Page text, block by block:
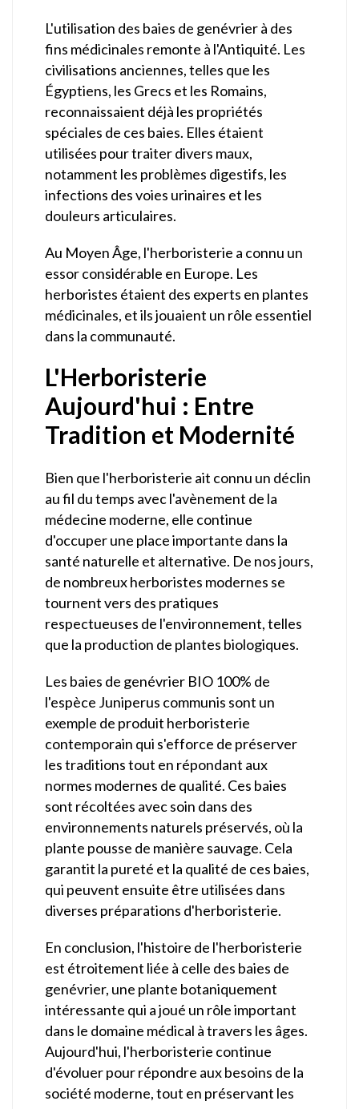
L'utilisation des baies de genévrier à des
fins médicinales remonte à l'Antiquité. Les
civilisations anciennes, telles que les
Égyptiens, les Grecs et les Romains,
reconnaissaient déjà les propriétés
spéciales de ces baies. Elles étaient
utilisées pour traiter divers maux,
notamment les problèmes digestifs, les
infections des voies urinaires et les
douleurs articulaires.
Au Moyen Âge, l'herboristerie a connu un
essor considérable en Europe. Les
herboristes étaient des experts en plantes
médicinales, et ils jouaient un rôle essentiel
dans la communauté.
L'Herboristerie
Aujourd'hui : Entre
Tradition et Modernité
Bien que l'herboristerie ait connu un déclin
au fil du temps avec l'avènement de la
médecine moderne, elle continue
d'occuper une place importante dans la
santé naturelle et alternative. De nos jours,
de nombreux herboristes modernes se
tournent vers des pratiques
respectueuses de l'environnement, telles
que la production de plantes biologiques.
Les baies de genévrier BIO 100% de
l'espèce Juniperus communis sont un
exemple de produit herboristerie
contemporain qui s'efforce de préserver
les traditions tout en répondant aux
normes modernes de qualité. Ces baies
sont récoltées avec soin dans des
environnements naturels préservés, où la
plante pousse de manière sauvage. Cela
garantit la pureté et la qualité de ces baies,
qui peuvent ensuite être utilisées dans
diverses préparations d'herboristerie.
En conclusion, l'histoire de l'herboristerie
est étroitement liée à celle des baies de
genévrier, une plante botaniquement
intéressante qui a joué un rôle important
dans le domaine médical à travers les âges.
Aujourd'hui, l'herboristerie continue
d'évoluer pour répondre aux besoins de la
société moderne, tout en préservant les